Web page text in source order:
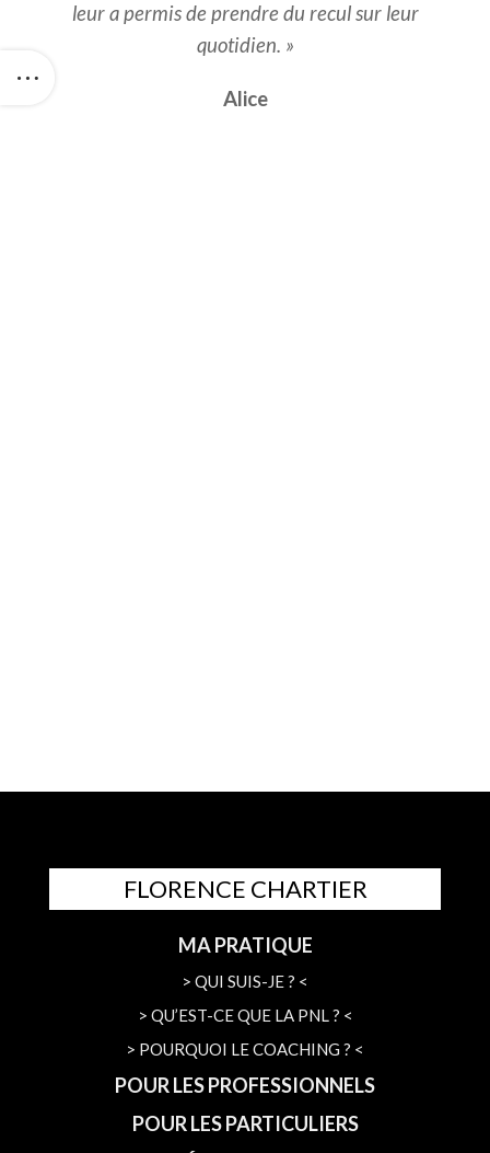
leur a permis de prendre du recul sur leur
quotidien. »
Alice
FLORENCE CHARTIER
MA PRATIQUE
> QUI SUIS-JE ? <
> QU’EST-CE QUE LA PNL ? <
> POURQUOI LE COACHING ? <
POUR LES PROFESSIONNELS
POUR LES PARTICULIERS